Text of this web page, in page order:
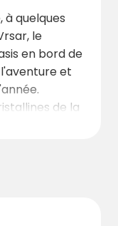
à quelques
le
en bord de
et
de la
et bien
tous les
bord de